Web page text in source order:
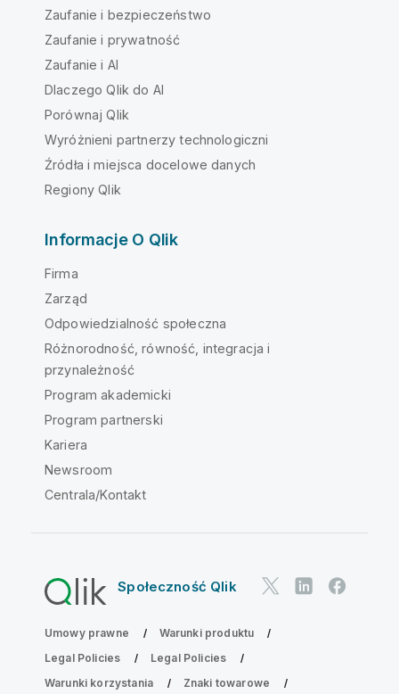
Zaufanie i bezpieczeństwo
Zaufanie i prywatność
Zaufanie i AI
Dlaczego Qlik do AI
Porównaj Qlik
Wyróżnieni partnerzy technologiczni
Źródła i miejsca docelowe danych
Regiony Qlik
Informacje O Qlik
Firma
Zarząd
Odpowiedzialność społeczna
Różnorodność, równość, integracja i
przynależność
Program akademicki
Program partnerski
Kariera
Newsroom
Centrala/Kontakt
Społeczność Qlik
Umowy prawne
Warunki produktu
Legal Policies
Legal Policies
Warunki korzystania
Znaki towarowe